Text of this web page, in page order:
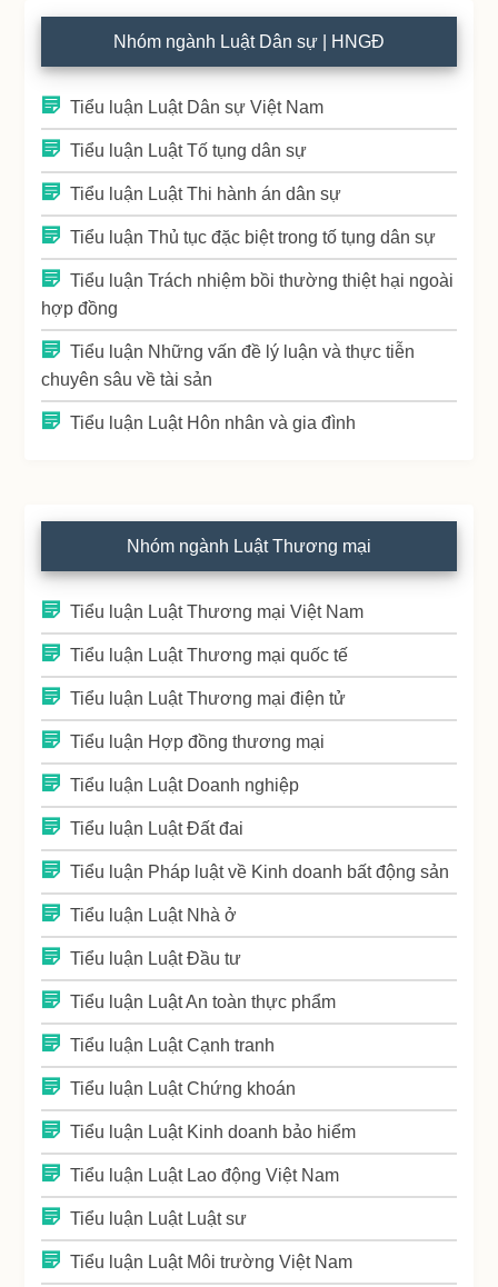
Nhóm ngành Luật Dân sự | HNGĐ
Tiểu luận Luật Dân sự Việt Nam
Tiểu luận Luật Tố tụng dân sự
Tiểu luận Luật Thi hành án dân sự
Tiểu luận Thủ tục đặc biệt trong tố tụng dân sự
Tiểu luận Trách nhiệm bồi thường thiệt hại ngoài
hợp đồng
Tiểu luận Những vấn đề lý luận và thực tiễn
chuyên sâu về tài sản
Tiểu luận Luật Hôn nhân và gia đình
Nhóm ngành Luật Thương mại
Tiểu luận Luật Thương mại Việt Nam
Tiểu luận Luật Thương mại quốc tế
Tiểu luận Luật Thương mại điện tử
Tiểu luận Hợp đồng thương mại
Tiểu luận Luật Doanh nghiệp
Tiểu luận Luật Đất đai
Tiểu luận Pháp luật về Kinh doanh bất động sản
Tiểu luận Luật Nhà ở
Tiểu luận Luật Đầu tư
Tiểu luận Luật An toàn thực phẩm
Tiểu luận Luật Cạnh tranh
Tiểu luận Luật Chứng khoán
Tiểu luận Luật Kinh doanh bảo hiểm
Tiểu luận Luật Lao động Việt Nam
Tiểu luận Luật Luật sư
Tiểu luận Luật Môi trường Việt Nam